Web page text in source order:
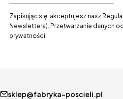
Zapisując się, akceptujesz nasz
Newslettera). Przetwarzanie danych
prywatności.
sklep@fabryka-poscieli.pl